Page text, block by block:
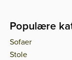
Populære
Sofaer
Stole